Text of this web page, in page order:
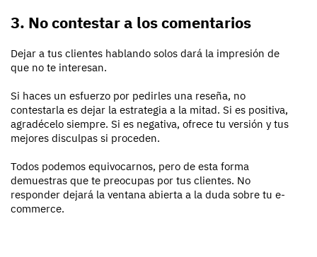
3. No contestar a los comentarios
Dejar a tus clientes hablando solos dará la impresión de
que no te interesan.
Si haces un esfuerzo por pedirles una reseña, no
contestarla es dejar la estrategia a la mitad. Si es positiva,
agradécelo siempre. Si es negativa, ofrece tu versión y tus
mejores disculpas si proceden.
Todos podemos equivocarnos, pero de esta forma
demuestras que te preocupas por tus clientes. No
responder dejará la ventana abierta a la duda sobre tu e-
commerce.